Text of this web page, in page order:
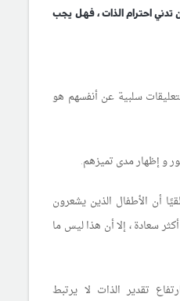
تدني احترام الذات ، فهل يجب
سلبية عن أنفسهم هو
و إظهار مدى تميزهم.
أن الأطفال الذين يشعرون
سعادة ، إلا أن هذا ليس ما
تقدير الذات لا يرتبط